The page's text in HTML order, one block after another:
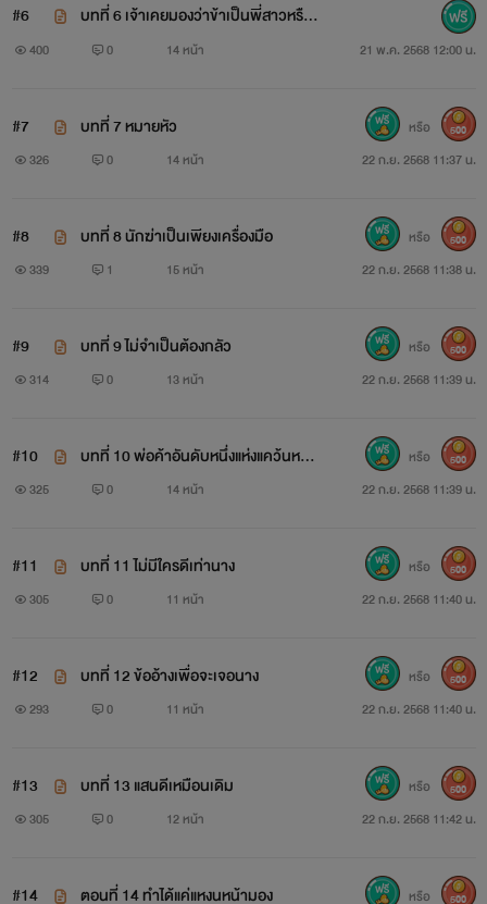
#6
บทที่ 6 เจ้าเคยมองว่าข้าเป็นพี่สาวหรือไ
ม่?
400 0 14 หน้า 21 พ.ค. 2568 12:00 น.
#7 บทที่ 7 หมายหัว
326 0 14 หน้า 22 ก.ย. 2568 11:37 น.
หรือ 500
#8 บทที่ 8 นักฆ่าเป็นเพียงเครื่องมือ
339 1 15 หน้า 22 ก.ย. 2568 11:38 น.
หรือ 500
#9 บทที่ 9 ไม่จำเป็นต้องกลัว
314 0 13 หน้า 22 ก.ย. 2568 11:39 น.
หรือ 500
#10
บทที่ 10 พ่อค้าอันดับหนึ่งแห่งแคว้นหมิง
หยาง
325 0 14 หน้า 22 ก.ย. 2568 11:39 น.
หรือ 500
#11 บทที่ 11 ไม่มีใครดีเท่านาง
305 0 11 หน้า 22 ก.ย. 2568 11:40 น.
หรือ 500
#12 บทที่ 12 ข้ออ้างเพื่อจะเจอนาง
293 0 11 หน้า 22 ก.ย. 2568 11:40 น.
หรือ 500
#13 บทที่ 13 แสนดีเหมือนเดิม
305 0 12 หน้า 22 ก.ย. 2568 11:42 น.
หรือ 500
#14 ตอนที่ 14 ทำได้แค่แหงนหน้ามอง หรือ 500